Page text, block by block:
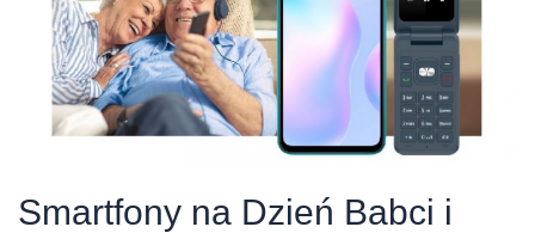
Smartfony na Dzień Babci i